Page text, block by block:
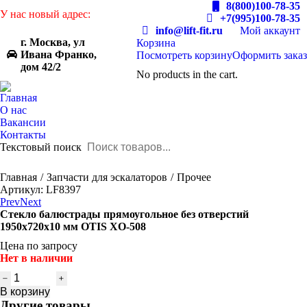
У нас новый адрес:
г. Москва, ул
Ивана Франко,
дом 42/2
8(800)100-78-35
+7(995)100-78-35
info@lift-fit.ru
Мой аккаунт
Корзина
Посмотреть корзинуОформить заказ
No products in the cart.
Главная
О нас
Вакансии
Контакты
Текстовый поиск
You are here:
Главная Запчасти для эскалаторов
Прочее
Артикул: LF8397
PrevNext
Стекло балюстрады прямоугольное без отверстий
1950x720x10 мм OTIS XO-508
Цена по запросу
Нет в наличии
Количество
товара
Стекло
В корзину